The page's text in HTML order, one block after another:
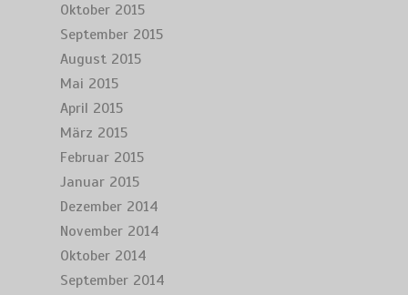
Oktober 2015
September 2015
August 2015
Mai 2015
April 2015
März 2015
Februar 2015
Januar 2015
Dezember 2014
November 2014
Oktober 2014
September 2014